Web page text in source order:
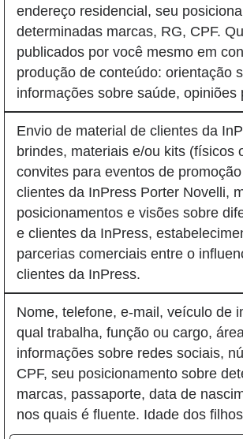
endereço residencial, seu
determinadas marcas, RG, CPF.
publicados por você mesmo em
produção de conteúdo: orientação
informações sobre saúde, opiniões
Envio de material de clientes da
brindes, materiais e/ou kits (físicos
convites para eventos de
clientes da InPress Porter Novelli,
posicionamentos e visões sobre
e clientes da InPress,
parcerias comerciais entre o
clientes da InPress.
Nome, telefone, e-mail, veículo de
qual trabalha, função ou cargo,
informações sobre redes sociais,
CPF, seu posicionamento sobre
marcas, passaporte, data de
nos quais é fluente. Idade dos